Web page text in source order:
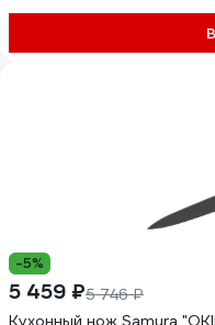
-5%
5 459 ₽5 746 ₽
Кухонный нож Samura